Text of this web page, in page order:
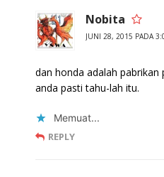
Nobita
JUNI 28, 2015 PADA
dan honda adalah
anda pasti tahu-lah itu.
Memuat...
REPLY